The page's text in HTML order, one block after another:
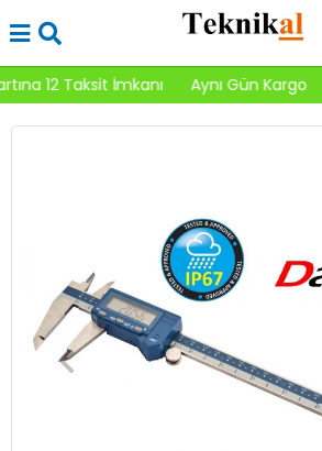
12 Taksit İmkanı Aynı Gün Kargo